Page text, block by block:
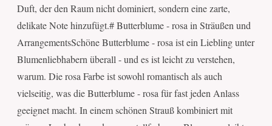
Duft, der den Raum nicht dominiert, sondern eine zarte,
delikate Note hinzufügt.# Butterblume - rosa in Sträußen und
ArrangementsSchöne Butterblume - rosa ist ein Liebling unter
Blumenliebhabern überall - und es ist leicht zu verstehen,
warum. Die rosa Farbe ist sowohl romantisch als auch
vielseitig, was die Butterblume - rosa für fast jeden Anlass
geeignet macht. In einem schönen Strauß kombiniert mit